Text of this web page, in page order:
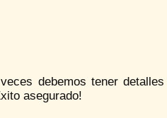
debemos tener
asegurado!